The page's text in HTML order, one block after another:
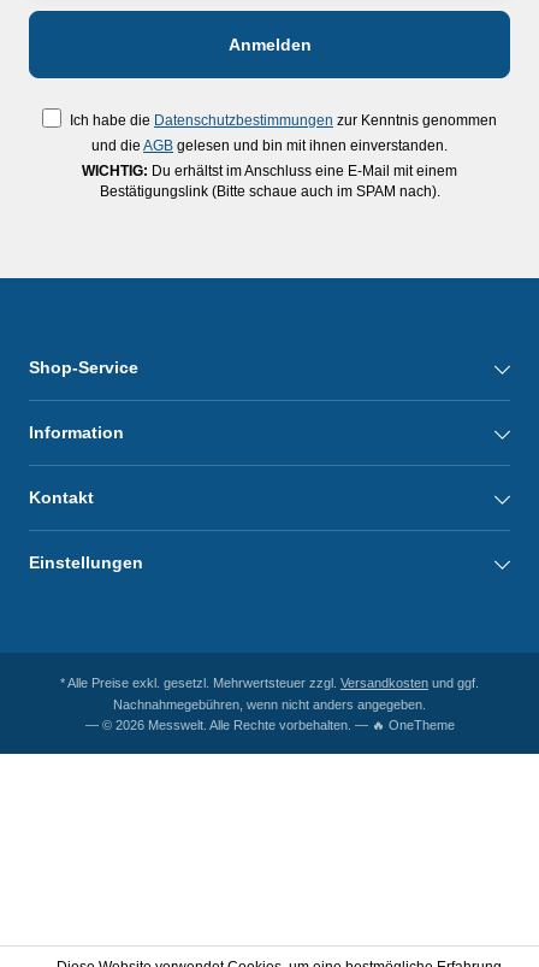
Ich habe die Datenschutzbestimmungen zur Kenntnis genommen
und die AGB gelesen und bin mit ihnen einverstanden.
WICHTIG: Du erhältst im Anschluss eine E-Mail mit einem
Bestätigungslink (Bitte schaue auch im SPAM nach).
Shop-Service
Information
Kontakt
Einstellungen
* Alle Preise exkl. gesetzl. Mehrwertsteuer zzgl. Versandkosten und ggf.
Nachnahmegebühren, wenn nicht anders angegeben.
— © 2026 Messwelt. Alle Rechte vorbehalten. — 🔥 OneTheme